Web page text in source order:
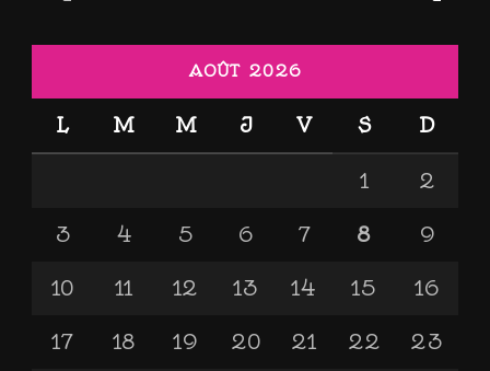
AOÛT 2026
L M M J V S D
1 2
3 4 5 6 7 8 9
10 11 12 13 14 15 16
17 18 19 20 21 22 23